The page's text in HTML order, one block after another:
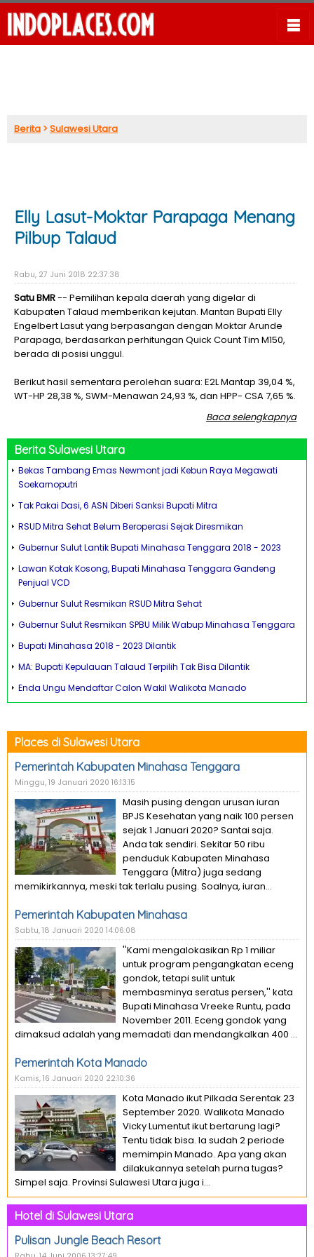
Berita >Sulawesi Utara
Elly Lasut-Moktar Parapaga Menang
Pilbup Talaud
Rabu, 27 Juni 2018 22:37:38
Satu BMR-- Pemilihan kepala daerah yang digelar di
Kabupaten Talaud memberikan kejutan. Mantan Bupati Elly
Engelbert Lasut yang berpasangan dengan Moktar Arunde
Parapaga, berdasarkan perhitungan Quick Count Tim M150,
berada di posisi unggul.
Berikut hasil sementara perolehan suara: E2L Mantap 39,04 %,
WT-HP 28,38 %, SWM-Menawan 24,93 %, dan HPP- CSA 7,65 %.
Baca selengkapnya
Berita Sulawesi Utara
Bekas Tambang Emas Newmont jadi Kebun Raya Megawati
Soekarnoputri
Tak Pakai Dasi, 6 ASN Diberi Sanksi Bupati Mitra
RSUD Mitra Sehat Belum Beroperasi Sejak Diresmikan
Gubernur Sulut Lantik Bupati Minahasa Tenggara 2018 - 2023
Lawan Kotak Kosong, Bupati Minahasa Tenggara Gandeng
Penjual VCD
Gubernur Sulut Resmikan RSUD Mitra Sehat
Gubernur Sulut Resmikan SPBU Milik Wabup Minahasa Tenggara
Bupati Minahasa 2018 - 2023 Dilantik
MA: Bupati Kepulauan Talaud Terpilih Tak Bisa Dilantik
Enda Ungu Mendaftar Calon Wakil Walikota Manado
Places di Sulawesi Utara
Pemerintah Kabupaten Minahasa Tenggara
Minggu, 19 Januari 2020 16:13:15
Masih pusing dengan urusan iuran
BPJS Kesehatan yang naik 100 persen
sejak 1 Januari 2020? Santai saja.
Anda tak sendiri. Sekitar 50 ribu
penduduk Kabupaten Minahasa
Tenggara (Mitra) juga sedang
memikirkannya, meski tak terlalu pusing. Soalnya, iuran...
Pemerintah Kabupaten Minahasa
Sabtu, 18 Januari 2020 14:06:08
''Kami mengalokasikan Rp 1 miliar
untuk program pengangkatan eceng
gondok, tetapi sulit untuk
membasminya seratus persen,'' kata
Bupati Minahasa Vreeke Runtu, pada
November 2011. Eceng gondok yang
dimaksud adalah yang memadati dan mendangkalkan 400 ...
Pemerintah Kota Manado
Kamis, 16 Januari 2020 22:10:36
Kota Manado ikut Pilkada Serentak 23
September 2020. Walikota Manado
Vicky Lumentut ikut bertarung lagi?
Tentu tidak bisa. Ia sudah 2 periode
memimpin Manado. Apa yang akan
dilakukannya setelah purna tugas?
Simpel saja. Provinsi Sulawesi Utara juga i...
Hotel di Sulawesi Utara
Pulisan Jungle Beach Resort